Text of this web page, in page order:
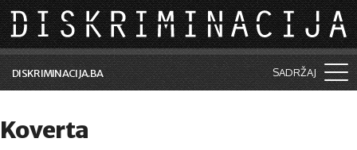
Skip to main content
DISKRIMINACIJA.BA SADRŽAJ
Vijesti i događaji
Koverta